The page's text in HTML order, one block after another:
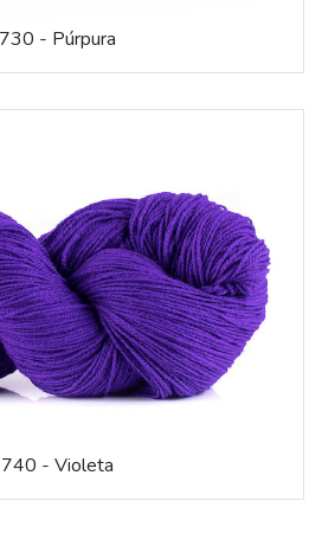
730 - Púrpura
740 - Violeta